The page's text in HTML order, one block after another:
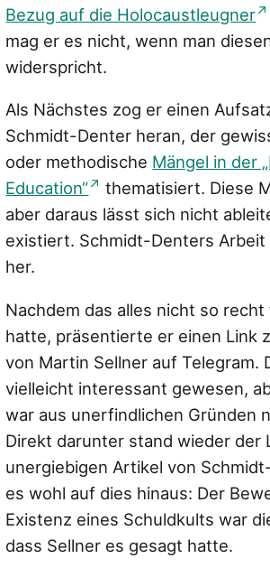
Bezug auf die Holocaustleugner
mag er es nicht, wenn man
widerspricht.
Als Nächstes zog er einen
Schmidt-Denter heran, der
oder methodische Mängel in der
Education“
thematisiert. Diese
aber daraus lässt sich nicht
existiert. Schmidt-Denters Arbeit
her.
Nachdem das alles nicht so
hatte, präsentierte er einen Link
von Martin Sellner auf Telegram.
vielleicht interessant gewesen,
war aus unerfindlichen Gründen
Direkt darunter stand wieder der
unergiebigen Artikel von
es wohl auf dies hinaus: Der
Existenz eines Schuldkults war
dass Sellner es gesagt hatte.